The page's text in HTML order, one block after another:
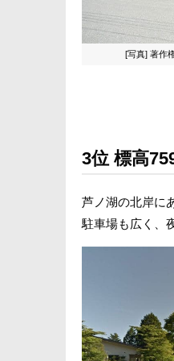
[写真] 著作
3位 標高
芦ノ湖の北岸に
駐車場も広く、